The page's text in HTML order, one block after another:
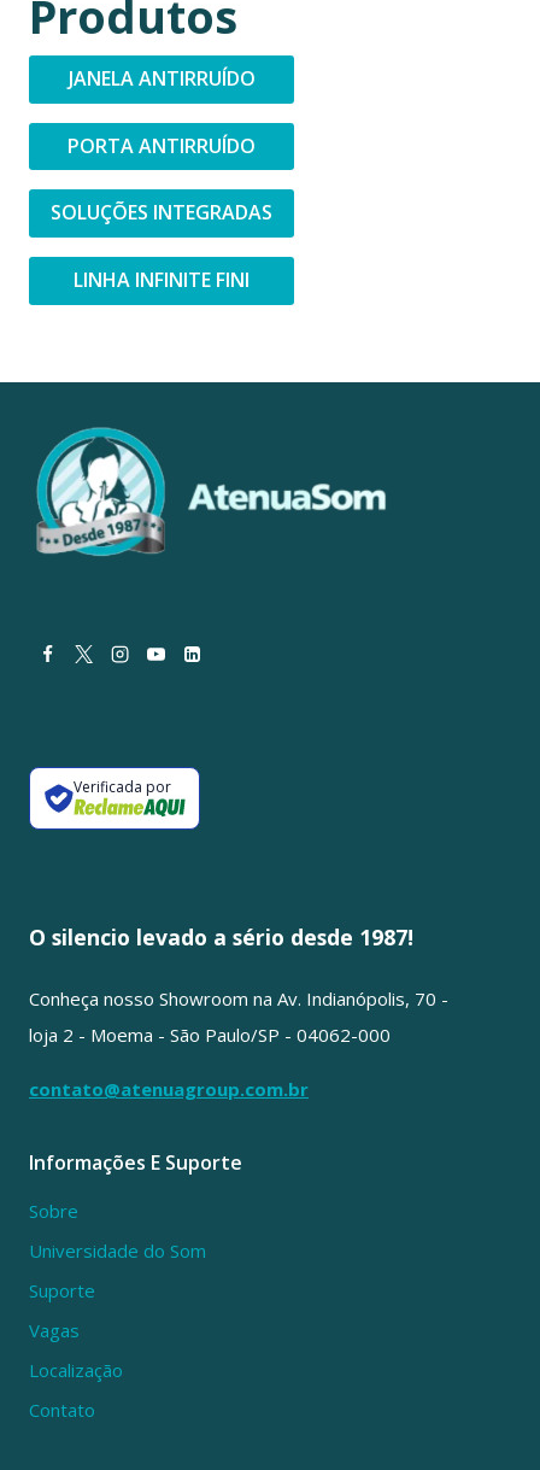
Produtos
JANELA ANTIRRUÍDO
PORTA ANTIRRUÍDO
SOLUÇÕES INTEGRADAS
LINHA INFINITE FINI
Verificada por
O silencio levado a sério desde 1987!
Conheça nosso Showroom na Av. Indianópolis, 70 -
loja 2 - Moema - São Paulo/SP - 04062-000
contato@atenuagroup.com.br
Informações E Suporte
Sobre
Universidade do Som
Suporte
Vagas
Localização
Contato